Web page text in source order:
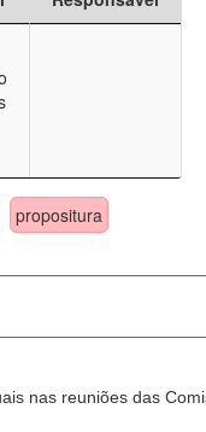
propositura
nas reuniões das